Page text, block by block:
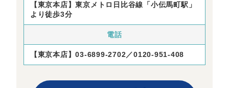
【東京本店】東京メトロ日比谷線「小伝馬町駅」
より徒歩3分
電話
【東京本店】03-6899-2702／0120-951-408